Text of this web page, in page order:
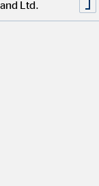
bietet
Praxis.
und deiner
Ltd.